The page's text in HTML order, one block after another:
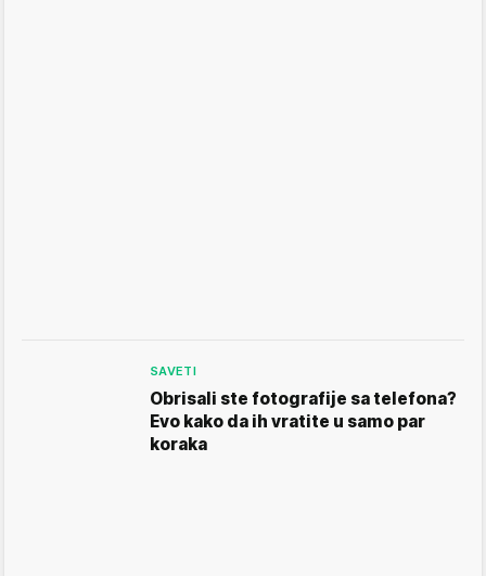
SAVETI
Obrisali ste fotografije sa telefona?
Evo kako da ih vratite u samo par
koraka